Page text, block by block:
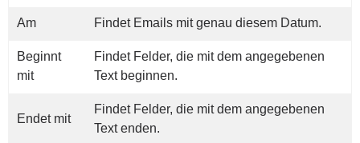
Am Findet Emails mit genau diesem Datum.
Beginnt
mit
Findet Felder, die mit dem angegebenen
Text beginnen.
Endet mit
Findet Felder, die mit dem angegebenen
Text enden.